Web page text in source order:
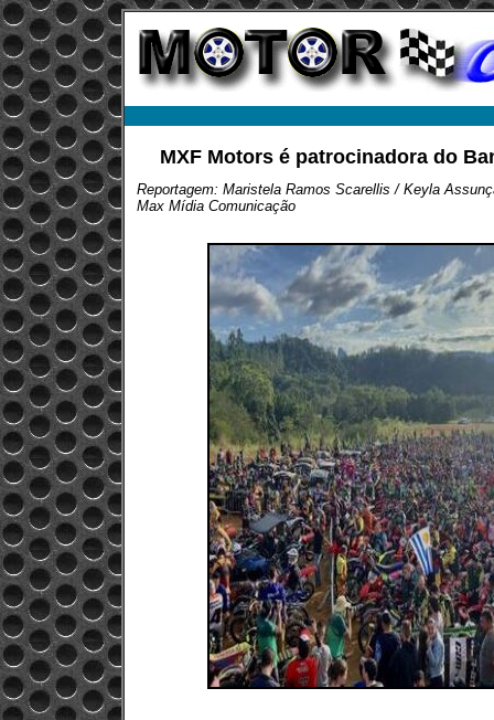
MXF Motors é patrocinadora do
Reportagem: Maristela Ramos Scarellis / Keyla
Max Mídia Comunicação